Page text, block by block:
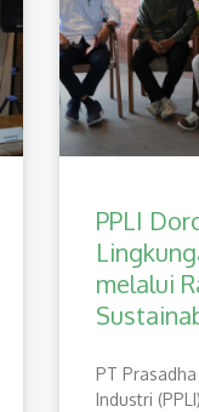
PPLI
melalui
PT
Industri